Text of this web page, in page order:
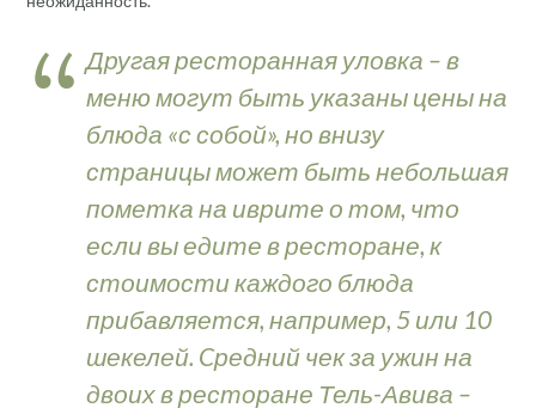
Другая ресторанная уловка – в
меню могут быть указаны цены на
блюда «с собой», но внизу
страницы может быть небольшая
пометка на иврите о том, что
если вы едите в ресторане, к
стоимости каждого блюда
прибавляется, например, 5 или 10
шекелей. Cредний чек за ужин на
двоих в ресторане Тель-Авива –